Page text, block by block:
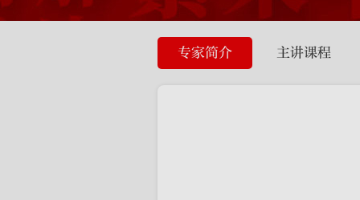
专家简介 主讲课程